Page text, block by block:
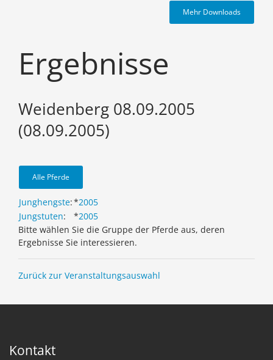
Mehr Downloads
Ergebnisse
Weidenberg 08.09.2005
(08.09.2005)
Alle Pferde
Junghengste:*2005
Jungstuten: *2005
Bitte wählen Sie die Gruppe der Pferde aus, deren
Ergebnisse Sie interessieren.
Zurück zur Veranstaltungsauswahl
Kontakt